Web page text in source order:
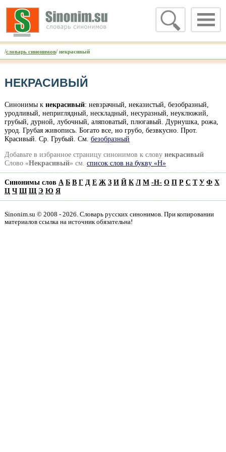
/словарь синонимов/ некрасивый
НЕКРАСИВЫЙ
Синонимы к некрасивый: невзрачный, неказистый, безобразный,
уродливый, неприглядный, нескладный, несуразный, неуклюжий,
грубый, дурной, лубочный, аляповатый, плюгавый. Дурнушка, рожа,
урод. Грубая живопись. Богато все, но грубо, безвкусно. Прот.
Красивый. Ср. Грубый. См. безобразный
Добавьте в избранное страницу синонимов к слову некрасивый
Слово «Некрасивый» см. список слов на букву «Н»
Синонимы слов А Б В Г Д Е Ж З И Й К Л М -Н- О П Р С Т У Ф Х
Ц Ч Ш Щ Э Ю Я
Sinonim.su © 2008 - 2026. Словарь русских синонимов. При копировании
материалов ссылка на источник обязательна!